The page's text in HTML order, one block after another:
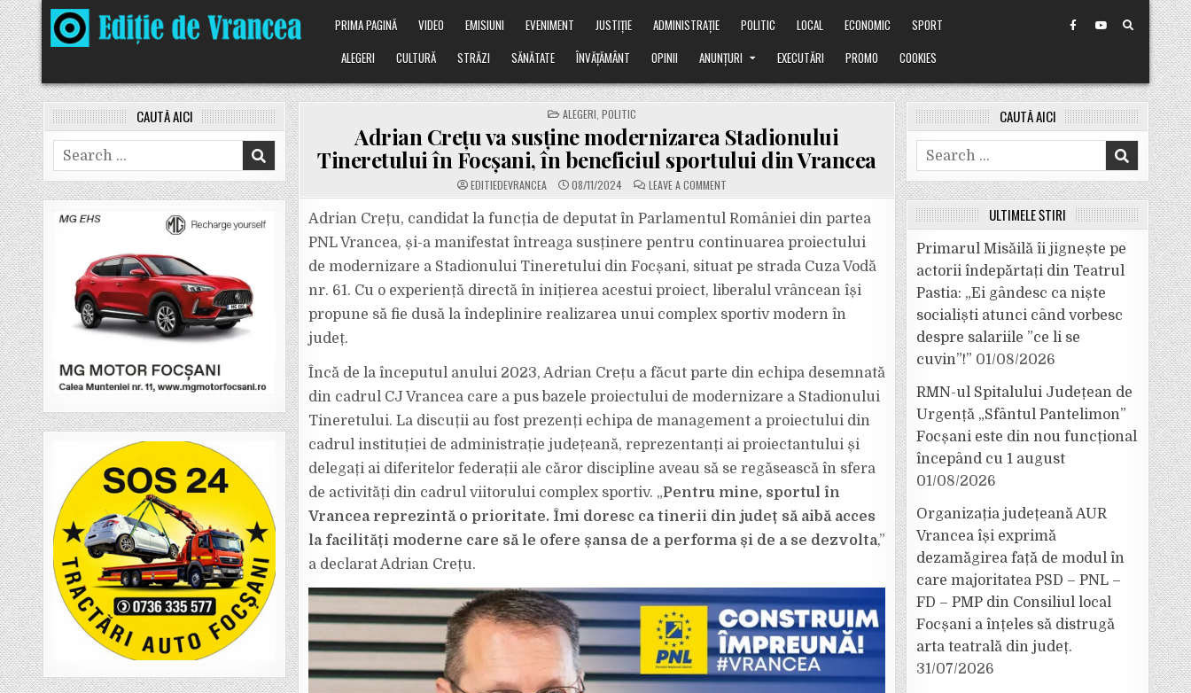
Skip
to
content
PRIMA PAGINĂ VIDEO EMISIUNI EVENIMENT JUSTIȚIE ADMINISTRAȚIE POLITIC LOCAL ECONOMIC
SPORT
ALEGERI
CULTURĂ STRĂZI SĂNĂTATE ÎNVĂȚĂMÂNT OPINII ANUNȚURI EXECUTĂRI PROMO COOKIES
POSTED
IN
ALEGERI ,POLITIC
Adrian Crețu va susține modernizarea Stadionului
Tineretului în Focșani, în beneficiul sportului din Vrancea
EDITIEDEVRANCEA 08/11/2024 LEAVE A COMMENT
ADRIAN
VA
SUSȚINE
MODERNIZAREA
STADIONULUI
TINERETULUI
ÎN
ÎN
SPORTULUI
DIN
Adrian Crețu, candidat la funcția de deputat în Parlamentul României din partea
PNL Vrancea, și-a manifestat întreaga susținere pentru continuarea proiectului
de modernizare a Stadionului Tineretului din Focșani, situat pe strada Cuza Vodă
nr. 61. Cu o experiență directă în inițierea acestui proiect, liberalul vrâncean își
propune să fie dusă la îndeplinire realizarea unui complex sportiv modern în
județ.
Încă de la începutul anului 2023, Adrian Crețu a făcut parte din echipa desemnată
din cadrul CJ Vrancea care a pus bazele proiectului de modernizare a Stadionului
Tineretului. La discuții au fost prezenți echipa de management a proiectului din
cadrul instituției de administrație județeană, reprezentanți ai proiectantului și
delegați ai diferitelor federații ale căror discipline aveau să se regăsească în sfera
de activități din cadrul viitorului complex sportiv. „Pentru mine, sportul în
Vrancea reprezintă o prioritate. Îmi doresc ca tinerii din județ să aibă acces
la facilități moderne care să le ofere șansa de a performa și de a se dezvolta,”
a declarat Adrian Crețu.
CAUTĂ AICI
Search
for:
CAUTĂ AICI
Search
for:
ULTIMELE ȘTIRI
Primarul Misăilă îi jignește pe
actorii îndepărtați din Teatrul
Pastia: „Ei gândesc ca niște
socialiști atunci când vorbesc
despre salariile ”ce li se
cuvin”!” 01/08/2026
RMN-ul Spitalului Județean de
Urgență „Sfântul Pantelimon”
Focșani este din nou funcțional
începând cu 1 august
01/08/2026
Organizația județeană AUR
Vrancea își exprimă
dezamăgirea față de modul în
care majoritatea PSD – PNL –
FD – PMP din Consiliul local
Focșani a înțeles să distrugă
arta teatrală din județ.
31/07/2026